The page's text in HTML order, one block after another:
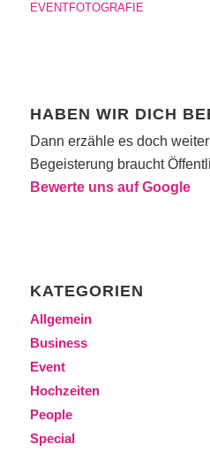
EVENTFOTOGRAFIE
HABEN WIR DICH
Dann erzähle es doch
Begeisterung braucht
Bewerte uns auf Google
KATEGORIEN
Allgemein
Business
Event
Hochzeiten
People
Special